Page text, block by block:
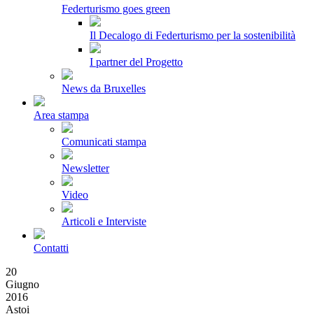
Federturismo goes green
Il Decalogo di Federturismo per la sostenibilità
I partner del Progetto
News da Bruxelles
Area stampa
Comunicati stampa
Newsletter
Video
Articoli e Interviste
Contatti
20
Giugno
2016
Astoi